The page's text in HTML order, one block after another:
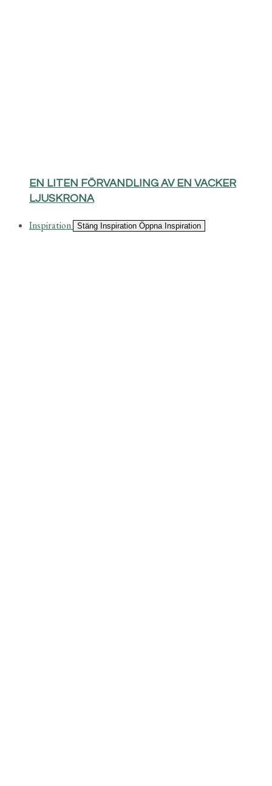
EN LITEN FÖRVANDLING AV EN VACKER
LJUSKRONA
Inspiration Stäng Inspiration Öppna Inspiration